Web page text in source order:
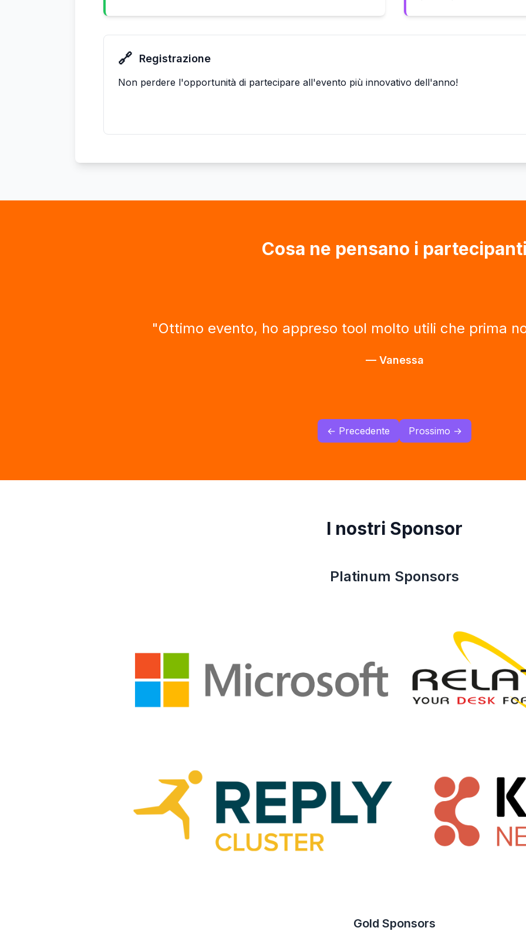
🔗 Registrazione
Non perdere l'opportunità di partecipare all'evento più innovativo dell'anno!
Cosa ne pensano i partecipanti
" Come sempre evento da non perdere. Grande
Grazie. "
← Precedente Prossimo →
I nostri Sponsor
Platinum Sponsors
Gold Sponsors